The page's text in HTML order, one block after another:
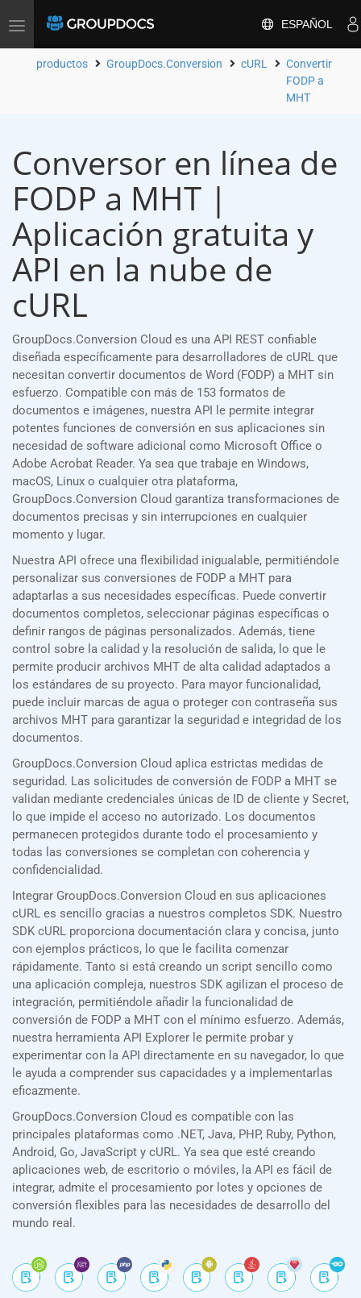
Toggle
ESPAÑOL
productos GroupDocs.Conversion cURL
Convertir
FODP a
MHT
Conversor en línea de
FODP a MHT |
Aplicación gratuita y
API en la nube de
cURL
GroupDocs.Conversion Cloud es una API REST confiable
diseñada específicamente para desarrolladores de cURL que
necesitan convertir documentos de Word (FODP) a MHT sin
esfuerzo. Compatible con más de 153 formatos de
documentos e imágenes, nuestra API le permite integrar
potentes funciones de conversión en sus aplicaciones sin
necesidad de software adicional como Microsoft Office o
Adobe Acrobat Reader. Ya sea que trabaje en Windows,
macOS, Linux o cualquier otra plataforma,
GroupDocs.Conversion Cloud garantiza transformaciones de
documentos precisas y sin interrupciones en cualquier
momento y lugar.
Nuestra API ofrece una flexibilidad inigualable, permitiéndole
personalizar sus conversiones de FODP a MHT para
adaptarlas a sus necesidades específicas. Puede convertir
documentos completos, seleccionar páginas específicas o
definir rangos de páginas personalizados. Además, tiene
control sobre la calidad y la resolución de salida, lo que le
permite producir archivos MHT de alta calidad adaptados a
los estándares de su proyecto. Para mayor funcionalidad,
puede incluir marcas de agua o proteger con contraseña sus
archivos MHT para garantizar la seguridad e integridad de los
documentos.
GroupDocs.Conversion Cloud aplica estrictas medidas de
seguridad. Las solicitudes de conversión de FODP a MHT se
validan mediante credenciales únicas de ID de cliente y Secret,
lo que impide el acceso no autorizado. Los documentos
permanecen protegidos durante todo el procesamiento y
todas las conversiones se completan con coherencia y
confidencialidad.
Integrar GroupDocs.Conversion Cloud en sus aplicaciones
cURL es sencillo gracias a nuestros completos SDK. Nuestro
SDK cURL proporciona documentación clara y concisa, junto
con ejemplos prácticos, lo que le facilita comenzar
rápidamente. Tanto si está creando un script sencillo como
una aplicación compleja, nuestros SDK agilizan el proceso de
integración, permitiéndole añadir la funcionalidad de
conversión de FODP a MHT con el mínimo esfuerzo. Además,
nuestra herramienta API Explorer le permite probar y
experimentar con la API directamente en su navegador, lo que
le ayuda a comprender sus capacidades y a implementarlas
eficazmente.
GroupDocs.Conversion Cloud es compatible con las
principales plataformas como .NET, Java, PHP, Ruby, Python,
Android, Go, JavaScript y cURL. Ya sea que esté creando
aplicaciones web, de escritorio o móviles, la API es fácil de
integrar, admite el procesamiento por lotes y opciones de
conversión flexibles para las necesidades de desarrollo del
mundo real.